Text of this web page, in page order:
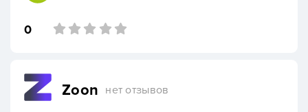
0
Zoon нет отзывов